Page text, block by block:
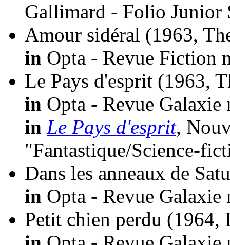
Gallimard - Folio Junior
Amour sidéral (1963,
in Opta - Revue Fiction
Le Pays d'esprit (1963,
in Opta - Revue Galaxie
in Le Pays d'esprit,
"Fantastique/Science-
Dans les anneaux de
in Opta - Revue Galaxie
Petit chien perdu (1964,